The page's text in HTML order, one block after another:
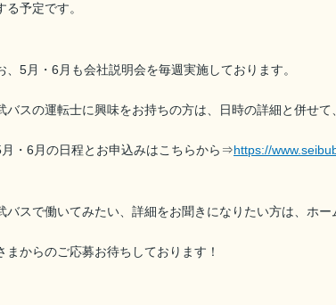
る予定です。
、5月・6月も会社説明会を毎週実施しております。
バスの運転士に興味をお持ちの方は、日時の詳細と併せて
・6月の日程とお申込みはこちらから⇒https://
バスで働いてみたい、詳細をお聞きになりたい方は、ホ
まからのご応募お待ちしております！